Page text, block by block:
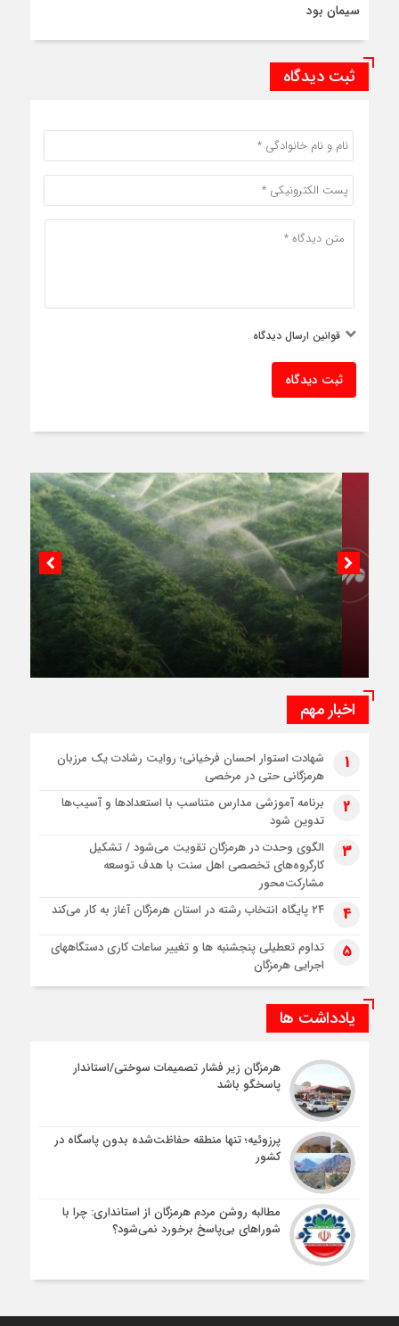
سیمان بود
ثبت دیدگاه
قوانین ارسال دیدگاه
ثبت دیدگاه
اینفوگرافیک؛ استفاده از روش‌های آبیاری نوین در
اخبار مهم
1
شهادت استوار احسان فرخیانی؛ روایت رشادت یک مرزبان
هرمزگانی حتی در مرخصی
2
برنامه آموزشی مدارس متناسب با استعدادها و آسیب‌ها
تدوین شود
3
الگوی وحدت در هرمزگان تقویت می‌شود / تشکیل
کارگروه‌های تخصصی اهل سنت با هدف توسعه
مشارکت‌محور
4 ۲۴ پایگاه انتخاب رشته در استان هرمزگان آغاز به کار می‌کند
5
تداوم تعطیلی پنجشنبه ها و تغییر ساعات کاری دستگاههای
اجرایی هرمزگان
یادداشت ها
هرمزگان زیر فشار تصمیمات سوختی/استاندار
پاسخگو باشد
پرزوئیه؛ تنها منطقه حفاظت‌شده بدون پاسگاه در
کشور
مطالبه روشن مردم هرمزگان از استانداری: چرا با
شوراهای بی‌پاسخ برخورد نمی‌شود؟